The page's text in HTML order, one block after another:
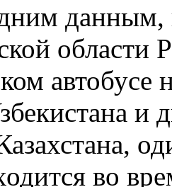
области
автобусе
и
во